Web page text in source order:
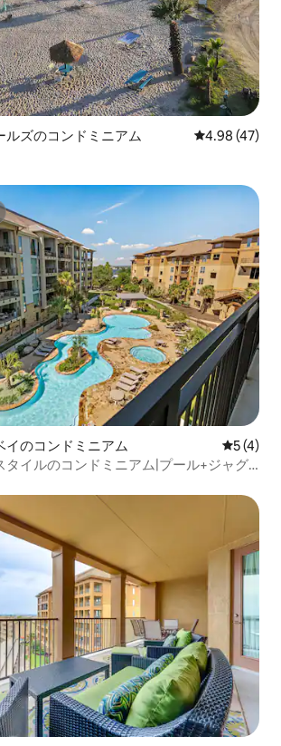
ルズのコンドミニアム レビュー47
4.98 (47)
イのコンドミニアム レビュー
5 (4)
タイルのコンドミニアム|プール+ジャグ